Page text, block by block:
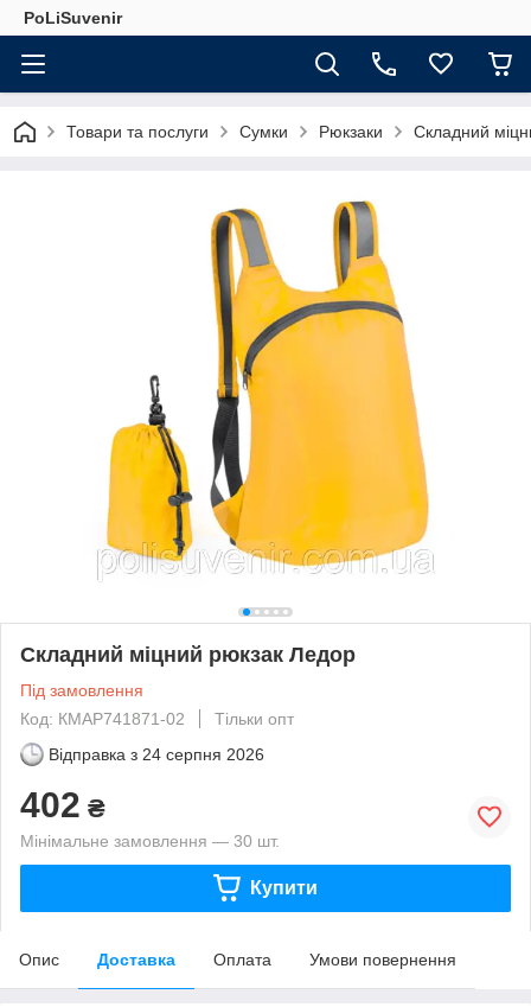
PoLiSuvenir
Товари та послуги Сумки Рюкзаки Складний
Складний міцний рюкзак Ледор
Під замовлення
Код: КМAP741871-02
Тільки опт
Відправка з 24 серпня 2026
402 ₴
Мінімальне замовлення — 30 шт.
Купити
Опис Доставка Оплата Умови повернення